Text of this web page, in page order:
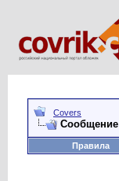
Covers
Правила